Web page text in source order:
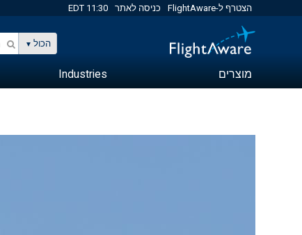
הצטרף ל-FlightAware כניסה לאתר 11:30 EDT
הכול
מוצרים Industries